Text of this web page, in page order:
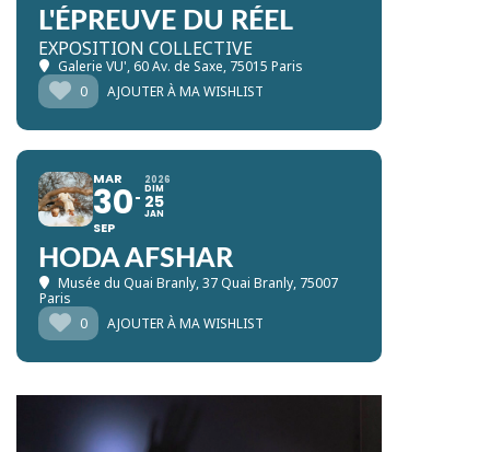
L'ÉPREUVE DU RÉEL
EXPOSITION COLLECTIVE
Galerie VU', 60 Av. de Saxe, 75015 Paris
0
AJOUTER À MA WISHLIST
MAR
30
SEP
2026
DIM
25
JAN
HODA AFSHAR
Musée du Quai Branly, 37 Quai Branly, 75007
Paris
0
AJOUTER À MA WISHLIST